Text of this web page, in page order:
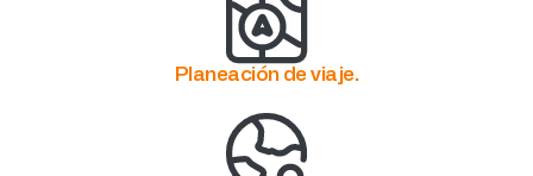
Planeación de viaje.